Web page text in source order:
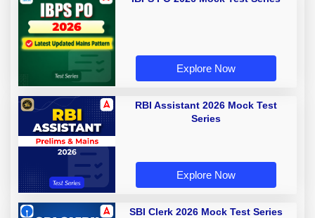
Explore Now
RBI Assistant 2026 Mock Test
Series
Explore Now
SBI Clerk 2026 Mock Test Series